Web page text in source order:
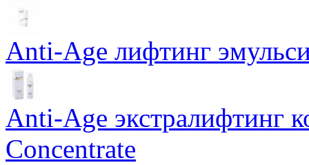
Anti-Age лифтинг
Anti-Age экстралифтинг
Concentrate